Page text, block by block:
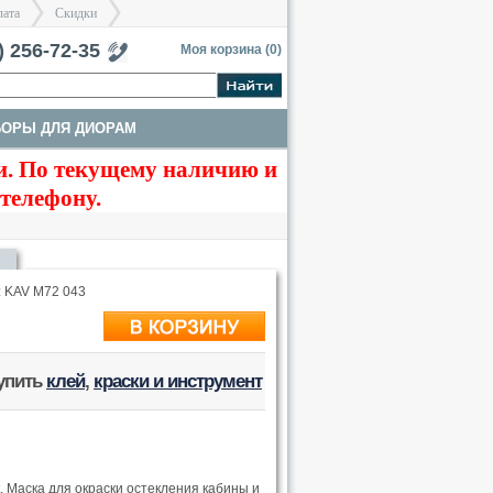
>
Скидки
>
256-72-35 Моя корзина (0)
ДЛЯ ДИОРАМ
ТРАКИ И СТВОЛЫ
По текущему наличию и
KAV M72 043
клей, краски и инструмент
для окраски остекления кабины и